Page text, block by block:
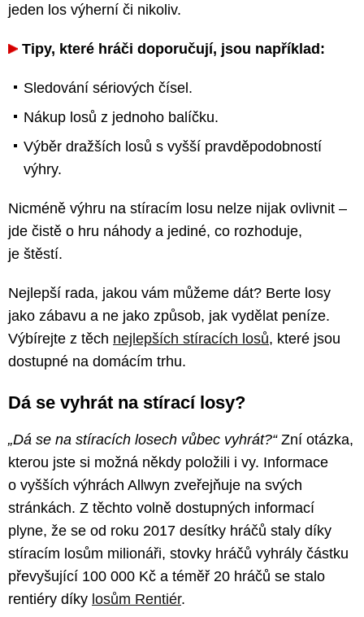
jeden los výherní či nikoliv.
Tipy, které hráči doporučují, jsou například:
Sledování sériových čísel.
Nákup losů z jednoho balíčku.
Výběr dražších losů s vyšší pravděpodobností
výhry.
Nicméně výhru na stíracím losu nelze nijak ovlivnit –
jde čistě o hru náhody a jediné, co rozhoduje,
je štěstí.
Nejlepší rada, jakou vám můžeme dát? Berte losy
jako zábavu a ne jako způsob, jak vydělat peníze.
Výbírejte z těch nejlepších stíracích losů, které jsou
dostupné na domácím trhu.
Dá se vyhrát na stírací losy?
„Dá se na stíracích losech vůbec vyhrát?“Zní otázka,
kterou jste si možná někdy položili i vy. Informace
o vyšších výhrách Allwyn zveřejňuje na svých
stránkách. Z těchto volně dostupných informací
plyne, že se od roku 2017 desítky hráčů staly díky
stíracím losům milionáři, stovky hráčů vyhrály částku
převyšující 100 000 Kč a téměř 20 hráčů se stalo
rentiéry díky losům Rentiér.